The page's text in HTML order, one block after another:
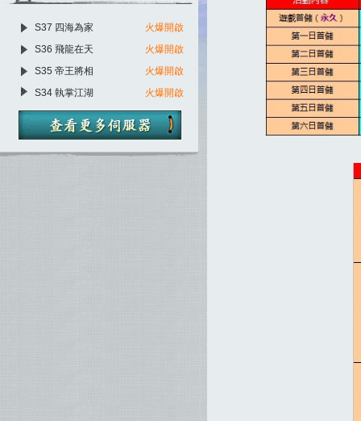
火爆開啟
S37 四海為家
火爆開啟
S36 飛龍在天
火爆開啟
S35 帝王將相
火爆開啟
S34 執掌江湖